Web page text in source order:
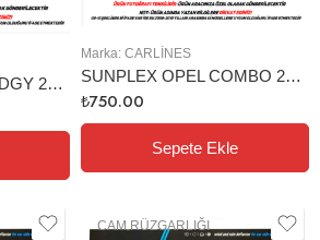
SUNPLEX DACİA LODGY 2012-2019 CAM RÜZGARLIĞI 4LÜ
Marka: CARLINES
SUNPLEX OPEL COMBO 2001-2012 CAM RÜZGARLIĞI 2Lİ
₺750.00
Sepete Ekle
CAM RÜZGARLIĞI